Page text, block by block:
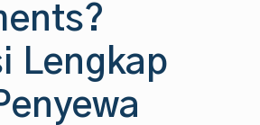
Lengkap